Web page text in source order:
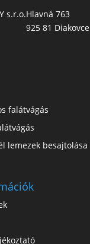
s.r.o.Hlavná 763
925 81 Diakovce
falátvágás
lemezek besajtolása